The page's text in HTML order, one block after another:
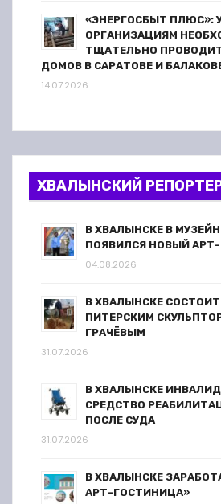
«ЭНЕРГОСБЫТ ПЛЮС»:
ОРГАНИЗАЦИЯМ
ТЩАТЕЛЬНО
ДОМОВ В САРАТОВЕ И
14.07.2026
ХВАЛЫНСКИЙ
В ХВАЛЫНСКЕ В
ПОЯВИЛСЯ НОВЫЙ
04.08.2026
В ХВАЛЫНСКЕ
ПИТЕРСКИМ
ГРАЧЁВЫМ
31.07.2026
В ХВАЛЫНСКЕ
СРЕДСТВО
ПОСЛЕ СУДА
31.07.2026
В ХВАЛЫНСКЕ
АРТ-ГОСТИНИЦА»